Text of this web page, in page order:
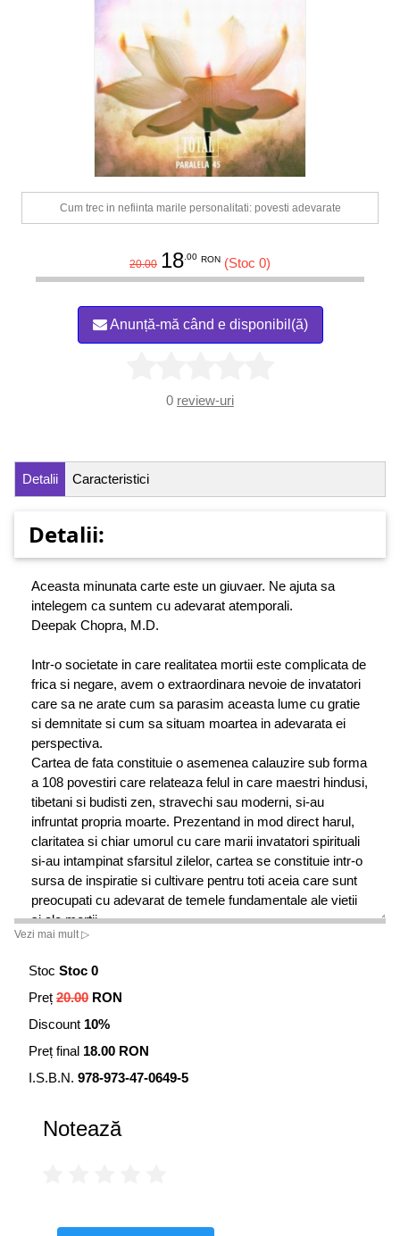
Cum trec in nefiinta marile personalitati: povesti adevarate
20.00 18.00 RON (Stoc 0)
Anunță-mă când e disponibil(ă)
0 review-uri
Detalii Caracteristici
Detalii:
Aceasta minunata carte este un giuvaer. Ne ajuta sa
intelegem ca suntem cu adevarat atemporali.
Deepak Chopra, M.D.
Intr-o societate in care realitatea mortii este complicata de
frica si negare, avem o extraordinara nevoie de invatatori
care sa ne arate cum sa parasim aceasta lume cu gratie
si demnitate si cum sa situam moartea in adevarata ei
perspectiva.
Cartea de fata constituie o asemenea calauzire sub forma
a 108 povestiri care relateaza felul in care maestri hindusi,
tibetani si budisti zen, stravechi sau moderni, si-au
infruntat propria moarte. Prezentand in mod direct harul,
claritatea si chiar umorul cu care marii invatatori spirituali
si-au intampinat sfarsitul zilelor, cartea se constituie intr-o
sursa de inspiratie si cultivare pentru toti aceia care sunt
preocupati cu adevarat de temele fundamentale ale vietii
si ale mortii.
o lectie profunda. Asa cum am trait, la fel voi muri.
Aceasta carte este un ghid simplu, dar convingator pentru
oamenii care infrunta fie viata, fie moartea.
Cum trec in nefiinta marile personalitati este un volum de
intelepti ai lumii. Aduce un mesaj de esenta de pe urma
Vezi mai mult ▷
Stoc Stoc 0
Preț 20.00 RON
Discount 10%
Preț final 18.00 RON
I.S.B.N. 978-973-47-0649-5
Notează